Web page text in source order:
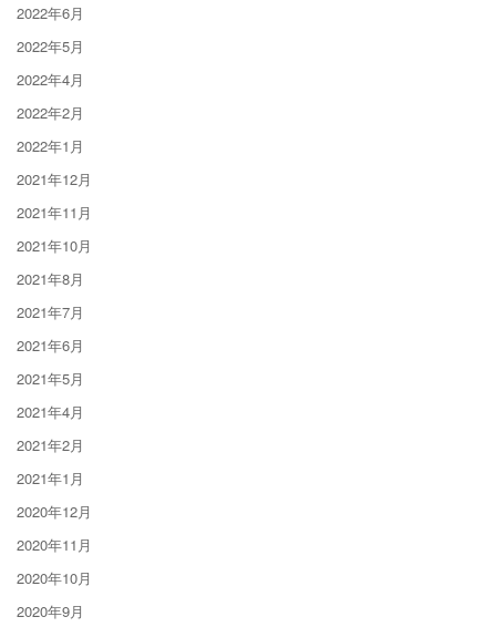
2022年6月
2022年5月
2022年4月
2022年2月
2022年1月
2021年12月
2021年11月
2021年10月
2021年8月
2021年7月
2021年6月
2021年5月
2021年4月
2021年2月
2021年1月
2020年12月
2020年11月
2020年10月
2020年9月